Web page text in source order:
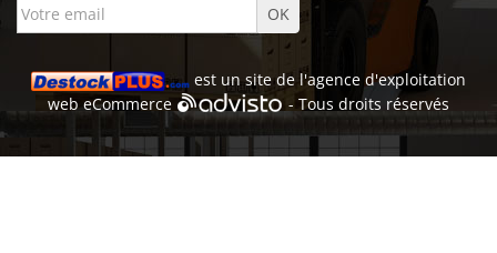
est un site de l'agence d'exploitation
webeCommerce - Tous droits réservés